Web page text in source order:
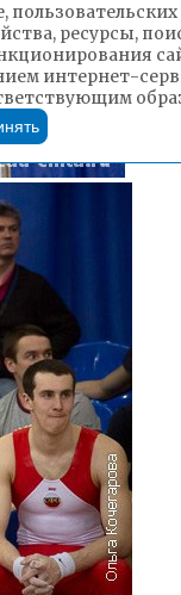
ресурсы,
интернет-